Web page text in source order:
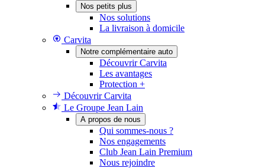
Nos petits plus
Nos solutions
La livraison à domicile
Carvita
Notre complémentaire auto
Découvrir Carvita
Les avantages
Protection +
Découvrir Carvita
Le Groupe Jean Lain
A propos de nous
Qui sommes-nous ?
Nos engagements
Club Jean Lain Premium
Nous rejoindre